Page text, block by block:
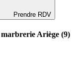
Prendre RDV
Ariège (9)